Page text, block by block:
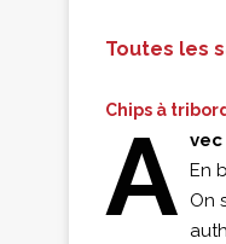
Toutes les
Chips à
A vec
En
On